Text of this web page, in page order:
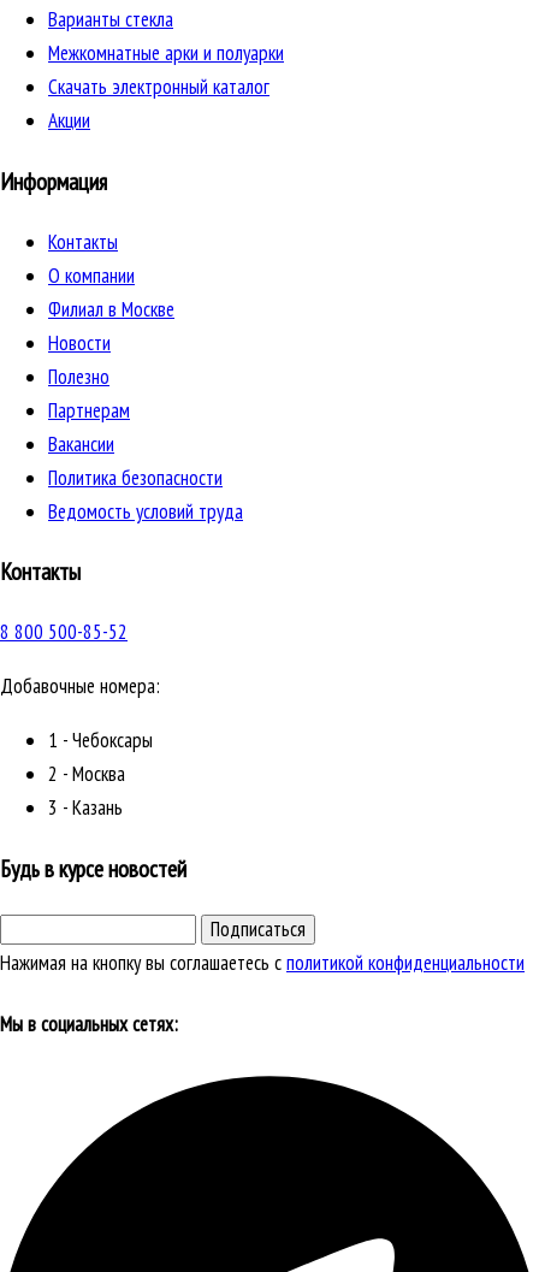
Варианты стекла
Межкомнатные арки и полуарки
Скачать электронный каталог
Акции
Информация
Контакты
О компании
Филиал в Москве
Новости
Полезно
Партнерам
Вакансии
Политика безопасности
Ведомость условий труда
Контакты
8 800 500-85-52
Добавочные номера:
1 - Чебоксары
2 - Москва
3 - Казань
Будь в курсе новостей
Подписаться
Нажимая на кнопку вы соглашаетесь сполитикой конфиденциальности
Мы в социальных сетях: